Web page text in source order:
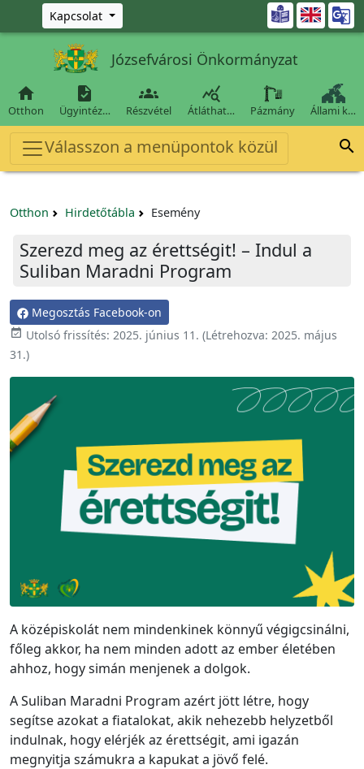
Ugrás a fő tartalomra
Kapcsolat 
Józsefvárosi Önkormányzat

Otthon

Ügyintéz…

Részvétel

Átláthat… Pázmány Állami k…
Válasszon a menüpontok közül 
Otthon Hirdetőtábla Esemény
Szerezd meg az érettségit! – Indul a
Suliban Maradni Program
Megosztás Facebook-on
 Utolsó frissítés: 2025. június 11. (Létrehozva: 2025. május
31.)
A középiskolát nem mindenkinek könnyű végigcsinálni,
főleg akkor, ha nem minden adott az ember életében
ahhoz, hogy simán menjenek a dolgok.
A Suliban Maradni Program azért jött létre, hogy
segítse azokat a fiatalokat, akik nehezebb helyzetből
indulnak, hogy elérjék az érettségit, ami igazán
megnyitja számukra a kapukat a jövő felé.